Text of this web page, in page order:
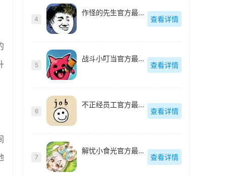
4
作怪的先生官方最新版
查看详情
5
战斗小叮当官方最新版
查看详情
6
不正经员工官方最新版
查看详情
7
解忧小食光官方最新版
查看详情